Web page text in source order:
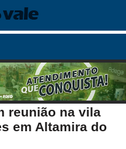
reunião na vila
em Altamira do